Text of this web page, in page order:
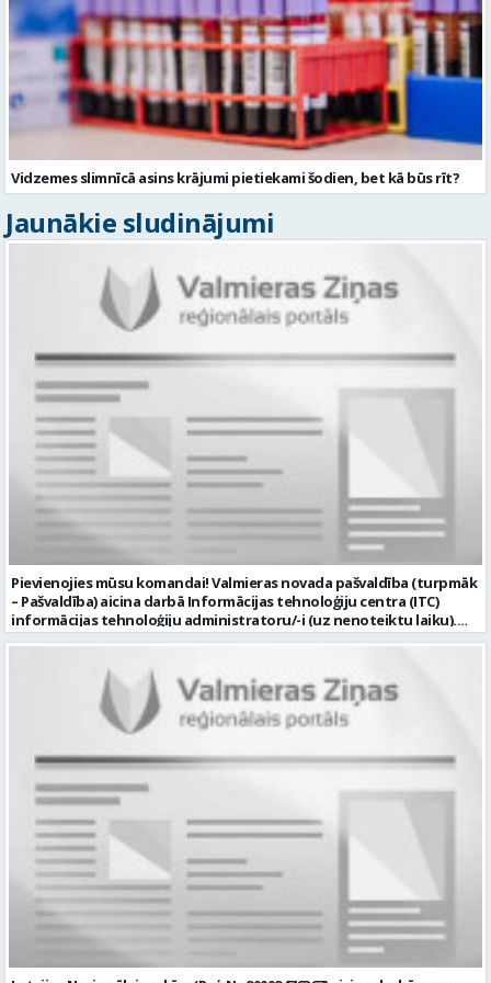
Vidzemes slimnīcā asins krājumi pietiekami šodien, bet kā būs rīt?
Jaunākie sludinājumi
Pievienojies mūsu komandai! Valmieras novada pašvaldība (turpmāk
– Pašvaldība) aicina darbā Informācijas tehnoloģiju centra (ITC)
informācijas tehnoloģiju administratoru/-i (uz nenoteiktu laiku).
Darba vieta: Rūjienas un Naukšēnu apvienību teritorijās Ja Tev ir
(turpmāk – IKT) saistīto problēmu pieteikumu pārvaldību un
operatīvu risināšanu; nodrošināt datortehnikas lietotāju atbalstu
un ar to saistīto problēmsituāciju risināšanu; uzstādīt, konfigurēt,
diagnosticēt un modernizēt Pašvaldības iestāžu datortehniku,
datortīklus un programmatūru, novērst kļūmes to darbībā;
kontrolēt ārējo pakalpojumu sniedzēju darbu izpildi Pašvaldības
iestādēs infrastruktūras uzturēšanā; sagatavot priekšlikumus par
IKT nomaiņu un efektīvāku izmantošanu; un ja Tev ir: vismaz vidējā
profesionālā izglītība informācijas tehnoloģiju jomā; darba
pieredze (ar informācijas tehnoloģijām saistītā jomā); izpratne par
datortehnikas un biroja tehnikas uzbūvi un problēmu risināšanas
secību; izpratne par datortīkla uzbūvi, tīkla iekārtu darbības
principiem; valsts valodas prasmes atbilstoši Valsts valodas likuma
prasībām; kompetences: ļoti labas organizatoriskās un saskarsmes
spējas, argumentācijas prasme; prasme patstāvīgi pieņemt
lēmumus; analītiskās spējas; augsta atbildības sajūta; precizitāte;
spēja strādāt individuāli un komandā; pašiniciatīva un spēja meklēt